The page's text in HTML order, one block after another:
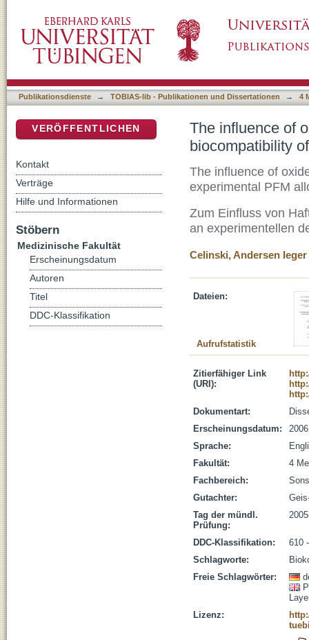
alloys
Publikationsdienste → TOBIAS-lib - Publikationen und Dissertationen → 4
The influence of
biocompatibility
The influence of
experimental PFM
Zum Einfluss von
an experimentellen
Celinski, Andersen Ieger
Dateien:
Aufrufstatistik
Zitierfähiger Link
(URI):
Dokumentart:
Erscheinungsdatum:
2006
Sprache:
Fakultät:
4
Fachbereich:
Gutachter:
Tag der mündl.
Prüfung:
DDC-Klassifikation:
610
Schlagworte:
Freie Schlagwörter:
Lizenz:
VERÖFFENTLICHEN
Kontakt
Verträge
Hilfe und Informationen
Stöbern
Medizinische Fakultät
Erscheinungsdatum
Autoren
Titel
DDC-Klassifikation